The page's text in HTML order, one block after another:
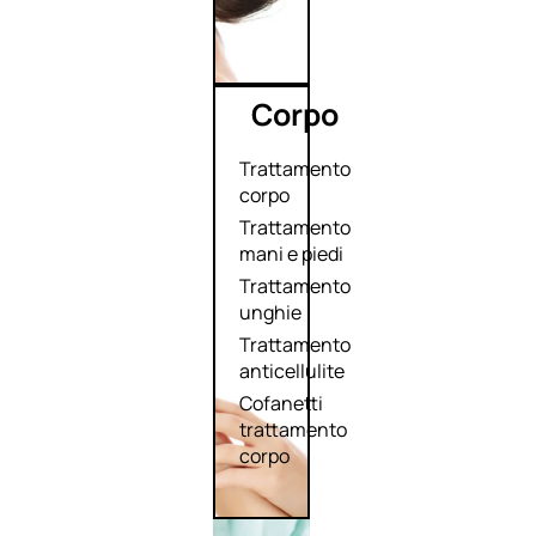
Corpo
Trattamento
corpo
Trattamento
mani e piedi
Trattamento
unghie
Trattamento
anticellulite
Cofanetti
trattamento
corpo